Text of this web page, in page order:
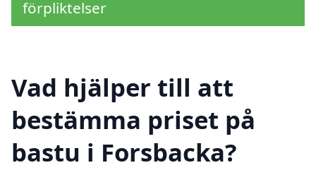
förpliktelser
Vad hjälper till att
bestämma priset på
bastu i Forsbacka?